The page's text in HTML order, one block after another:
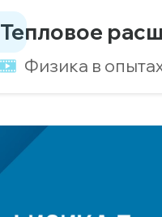
Тепловое
Физика в